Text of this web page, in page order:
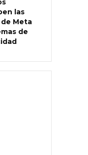
las
Meta
de